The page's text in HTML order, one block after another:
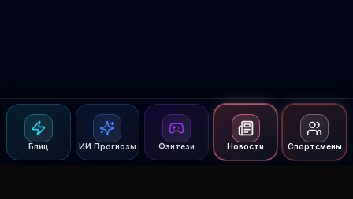
Блиц ИИ Прогнозы Фэнтези Новости Спортсмены